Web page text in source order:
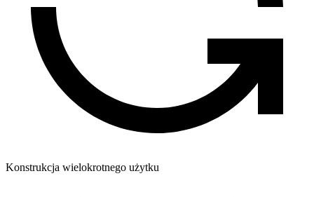
Konstrukcja wielokrotnego użytku